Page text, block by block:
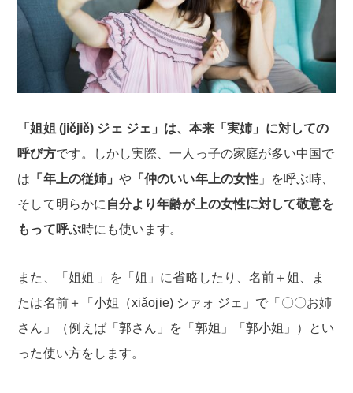
「姐姐 (jiějiě) ジェ ジェ」は、本来「実姉」に対しての
呼び方です。しかし実際、一人っ子の家庭が多い中国で
は 「年上の従姉」や 「仲のいい年上の女性」を呼ぶ時、
そして明らかに 自分より年齢が上の女性に対して敬意を
もって呼ぶ時にも使います。
また、「姐姐 」を「姐」に省略したり、名前＋姐、ま
たは名前＋「小姐（xiǎojie) シァォ ジェ」で「〇〇お姉
さん」（例えば「郭さん」を「郭姐」「郭小姐」）とい
った使い方をします。